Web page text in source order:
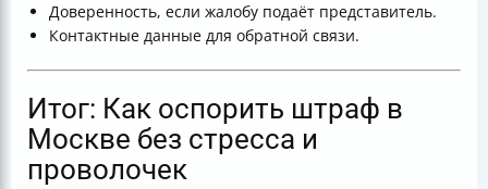
Доверенность, если жалобу подаёт представитель.
Контактные данные для обратной связи.
Итог: Как оспорить штраф в
Москве без стресса и
проволочек